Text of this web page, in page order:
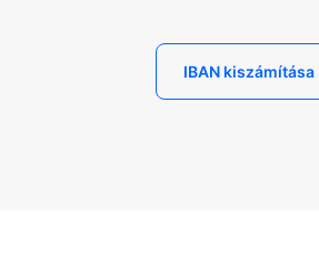
IBAN kiszámítása